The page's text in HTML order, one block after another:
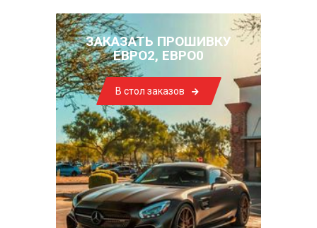
ЗАКАЗАТЬ ПРОШИВКУ
ЕВРО2, ЕВРО0
В стол заказов